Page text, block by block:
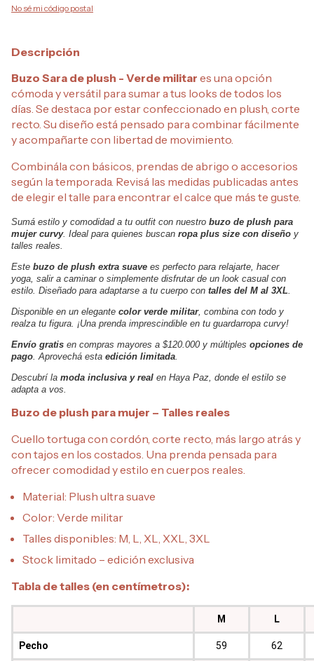
No sé mi código postal
Descripción
Buzo Sara de plush - Verde militar es una opción
cómoda y versátil para sumar a tus looks de todos los
días. Se destaca por estar confeccionado en plush, corte
recto. Su diseño está pensado para combinar fácilmente
y acompañarte con libertad de movimiento.
Combinála con básicos, prendas de abrigo o accesorios
según la temporada. Revisá las medidas publicadas antes
de elegir el talle para encontrar el calce que más te guste.
Sumá estilo y comodidad a tu outfit con nuestro buzo de plush para
mujer curvy. Ideal para quienes buscan ropa plus size con diseño y
talles reales.
Este buzo de plush extra suave es perfecto para relajarte, hacer
yoga, salir a caminar o simplemente disfrutar de un look casual con
estilo. Diseñado para adaptarse a tu cuerpo con talles del M al 3XL
Disponible en un elegante color verde militar, combina con todo y
realza tu figura. ¡Una prenda imprescindible en tu guardarropa curvy!
Envío gratis en compras mayores a $120.000 y múltiples opciones de
pago . Aprovechá esta edición limitada
Descubrí la moda inclusiva y real en Haya Paz, donde el estilo se
adapta a vos.
Buzo de plush para mujer – Talles reales
Cuello tortuga con cordón, corte recto, más largo atrás y
con tajos en los costados. Una prenda pensada para
ofrecer comodidad y estilo en cuerpos reales.
Material: Plush ultra suave
Color: Verde militar
Talles disponibles: M, L, XL, XXL, 3XL
Stock limitado – edición exclusiva
Tabla de talles (en centímetros):
M L
Pecho 59 62